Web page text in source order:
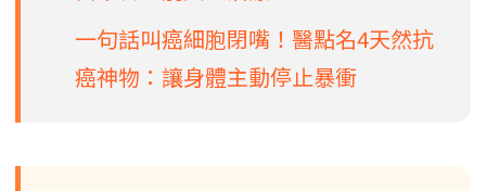
一句話叫癌細胞閉嘴！醫點名4天然抗
癌神物：讓身體主動停止暴衝